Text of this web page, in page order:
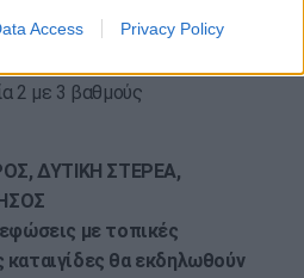
Access Privacy Policy
2 με 3 βαθμούς
ΔΥΤΙΚΗ ΣΤΕΡΕΑ,
με τοπικές
θα εκδηλωθούν